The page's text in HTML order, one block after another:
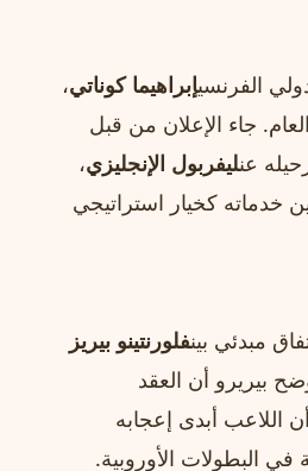
الفرنسيإبراهيما كوناتي،
جاء الإعلان من قبل
عنليفربول الإنجليزي،
خدماته كخيار استراتيجي
مبدئي بينفلورنتينو بيريز
بيريرو أن العقد
اللاعب أبدى إعجابه
البطولات الأوروبية.